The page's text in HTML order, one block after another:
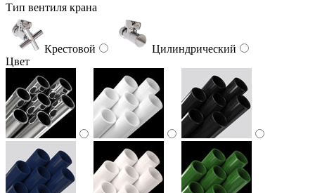
Тип вентиля крана
Крестовой
Цилиндрический
Цвет